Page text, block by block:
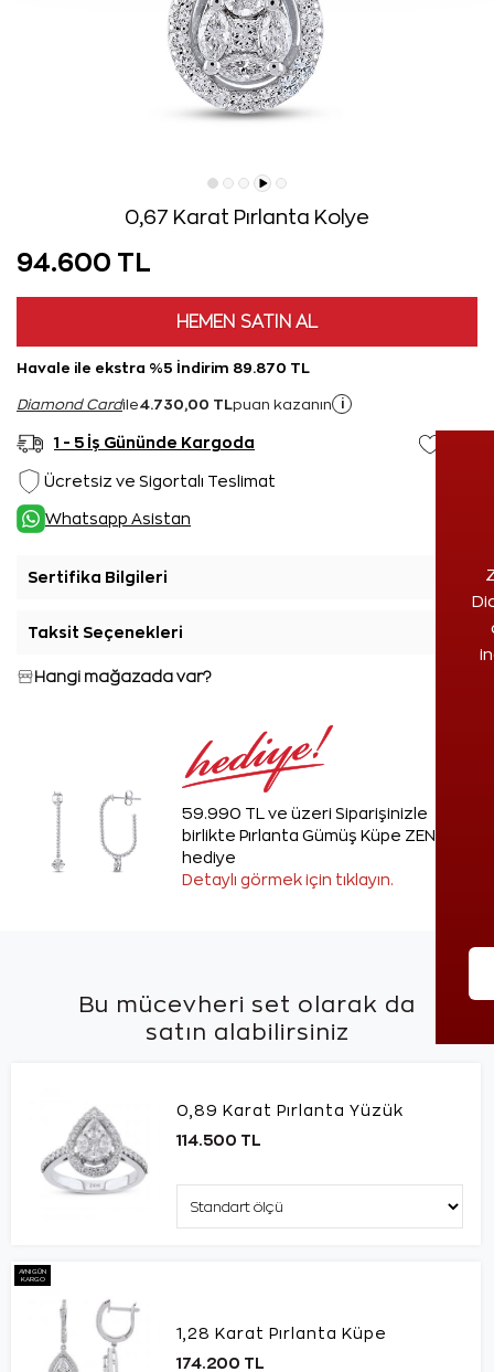
0,67 Karat Pırlanta Kolye
94.600 TL
HEMEN SATIN AL
Havale ile ekstra %5 İndirim 89.870 TL
Diamond Cardile4.730,00 TL puan kazanın i
1 - 5 İş Gününde Kargoda
Ücretsiz ve Sigortalı Teslimat
Whatsapp Asistan
Sertifika Bilgileri
Taksit Seçenekleri
Hangi mağazada var?
59.990 TL ve üzeri Siparişinizle
birlikte Pırlanta Gümüş Küpe ZEN'den
hediye
Detaylı görmek için tıklayın.
Bu mücevheri set olarak da
satın alabilirsiniz
0,89 Karat Pırlanta Yüzük
114.500 TL
AYNI GÜN
KARGO
1,28 Karat Pırlanta Küpe
174.200 TL